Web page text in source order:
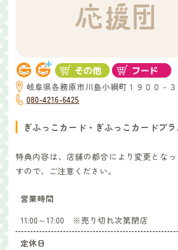
岐阜県各務原市川島小綱町１９００－
080-4216-6425
ぎふっこカード・ぎふっこカードプ
特典内容は、店舗の都合により変更とな
すので、ご注意ください。
営業時間
11:00～17:00 ※売り切れ次第閉店
定休日